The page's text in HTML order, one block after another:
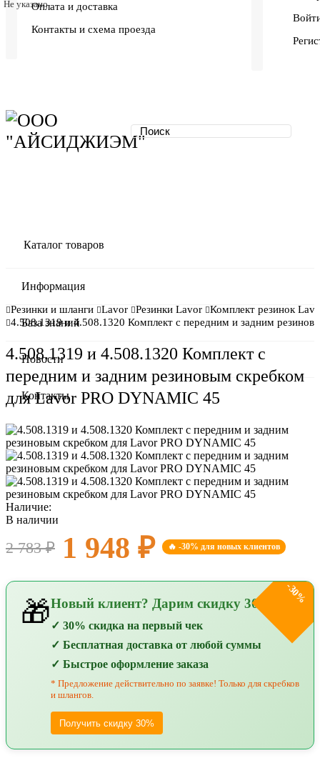
Оплата и доставка
Контакты и схема проезда
Каталог товаров
Информация
О компании
Сертификаты
Оплата и доставка
База знаний
Новости
Контакты
Резинки и шланги Lavor Резинки Lavor
Комплект резинок
4.508.1319 и 4.508.1320 Комплект с передним и задним
4.508.1319 и 4.508.1320 Комплект с
передним и задним резиновым скребком
для Lavor PRO DYNAMIC 45
Не указано
Наличие:
В наличии
2 783 ₽ 1 948 ₽ 🔥 -30% для новых клиентов
-30%
🎁Новый клиент? Дарим скидку 30%!
✓ 30% скидка на первый чек
✓ Бесплатная доставка от любой суммы
✓ Быстрое оформление заказа
* Предложение действительно по заявке! Только для скребков
и шлангов.
Получить скидку 30%